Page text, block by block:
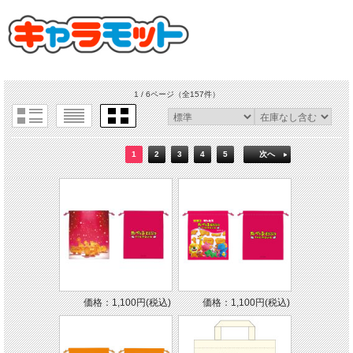
1 / 6ページ（全157件）
1 2 3 4 5 次へ
価格：1,100円(税込) 価格：1,100円(税込)